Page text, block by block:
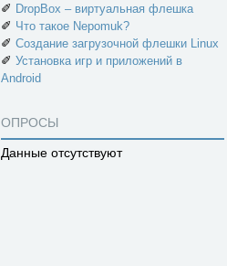
✐ DropBox – виртуальная флешка
✐ Что такое Nepomuk?
✐ Создание загрузочной флешки Linux
✐ Установка игр и приложений в
Android
ОПРОСЫ
Данные отсутствуют